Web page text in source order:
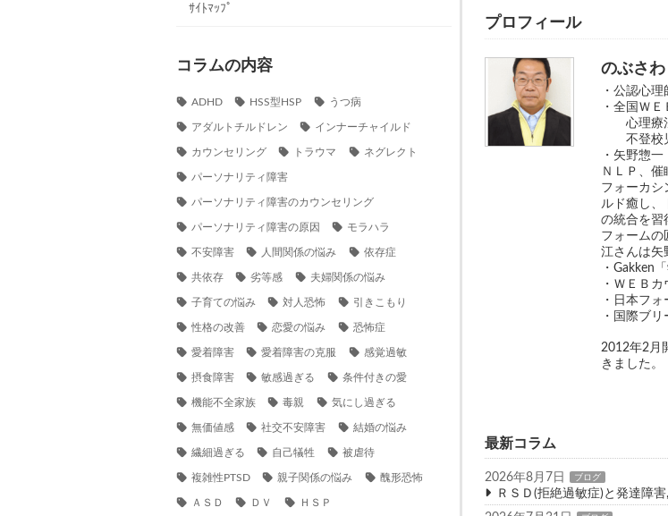
プロフィール
のぶさわ
・公認心理
・全国Ｗ
心理療法
不登校児
・矢野惣
ＮＬＰ、
フォーカシ
ルド癒し、
の統合を習
フォームの
江さんは矢
・Gakken
・ＷＥＢ
・日本フ
・国際ブ
2012年2月
きました。
最新コラム
2026年8月7日 ブログ
ＲＳＤ(拒絶過敏症)と発達障
ｻｲﾄﾏｯﾌﾟ
コラムの内容
ADHD HSS型HSP うつ病
アダルトチルドレン インナーチャイルド
カウンセリング トラウマ ネグレクト
パーソナリティ障害
パーソナリティ障害のカウンセリング
パーソナリティ障害の原因 モラハラ
不安障害 人間関係の悩み 依存症
共依存 劣等感 夫婦関係の悩み
子育ての悩み 対人恐怖 引きこもり
性格の改善 恋愛の悩み 恐怖症
愛着障害 愛着障害の克服 感覚過敏
摂食障害 敏感過ぎる 条件付きの愛
機能不全家族 毒親 気にし過ぎる
無価値感 社交不安障害 結婚の悩み
繊細過ぎる 自己犠牲 被虐待
複雑性PTSD 親子関係の悩み 醜形恐怖
ＡＳＤ ＤＶ ＨＳＰ